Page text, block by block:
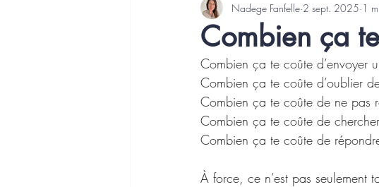
Combien ça
Nadege Fanfelle 2 sept. 2025 1
Combien ça te coûte d’envoyer
Combien ça te coûte d’oublier
Combien ça te coûte de ne pas
Combien ça te coûte de
Combien ça te coûte de
À force, ce n’est pas seulement